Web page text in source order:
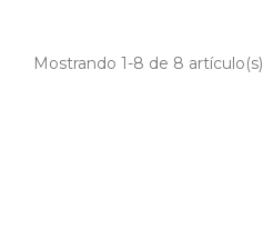
Mostrando 1-8 de 8 artículo(s)